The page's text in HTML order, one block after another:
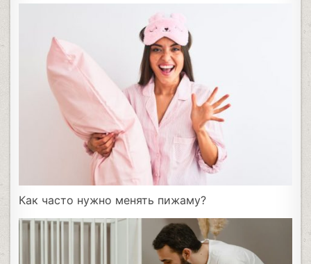
Как часто нужно менять пижаму?